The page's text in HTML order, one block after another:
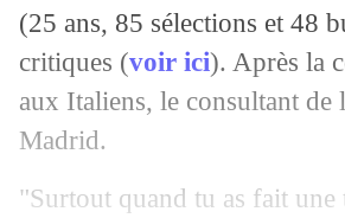
(25 ans, 85 sélections et 48
critiques (voir ici). Après la
aux Italiens, le consultant
Madrid.
"Surtout quand tu as fait une
07/09 Leverkusen: Tah ne
07/09 Man City: Rodri
07/09